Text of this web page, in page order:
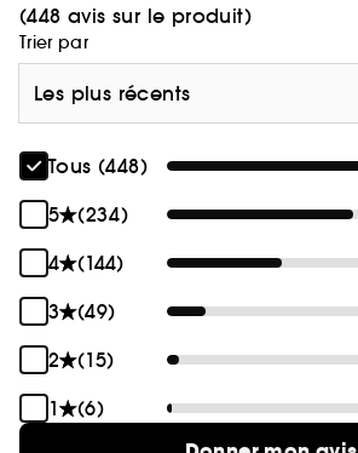
(448 avis sur le produit)
Trier par
Les plus récents
Tous (448)
5
(234)
4
(144)
3
(49)
2
(15)
1
(6)